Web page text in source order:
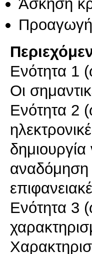
Προαγωγή
Ενότητα 1
Οι
Ενότητα 2
αναδόμηση
Ενότητα 3